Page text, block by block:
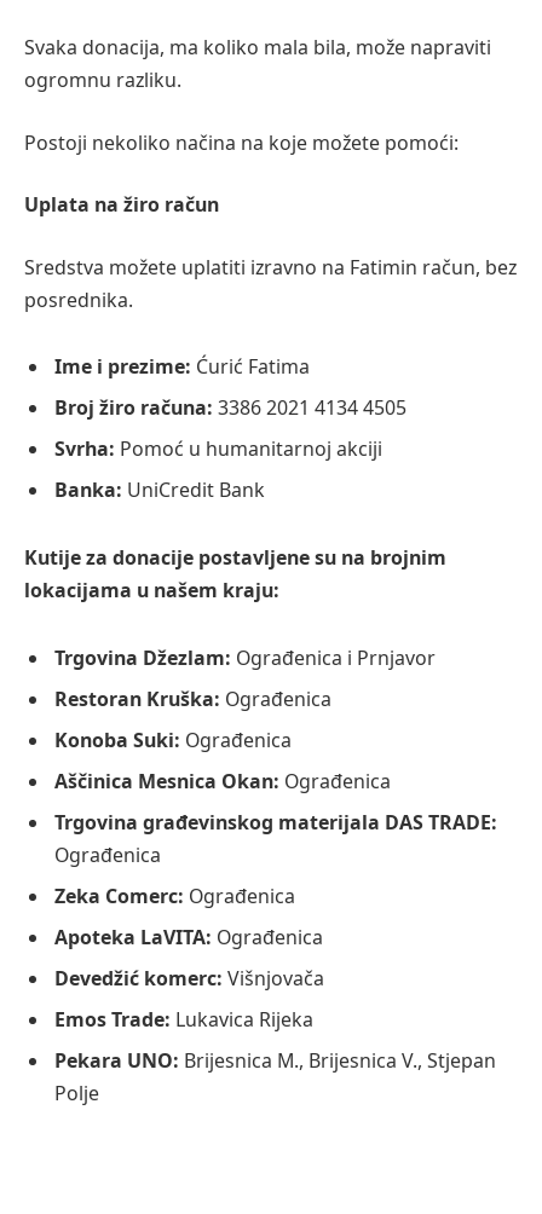
Svaka donacija, ma koliko mala bila, može napraviti
ogromnu razliku.
Postoji nekoliko načina na koje možete pomoći:
Uplata na žiro račun
Sredstva možete uplatiti izravno na Fatimin račun, bez
posrednika.
Ime i prezime: Ćurić Fatima
Broj žiro računa: 3386 2021 4134 4505
Svrha: Pomoć u humanitarnoj akciji
Banka: UniCredit Bank
Kutije za donacije postavljene su na brojnim
lokacijama u našem kraju:
Trgovina Džezlam: Ograđenica i Prnjavor
Restoran Kruška: Ograđenica
Konoba Suki: Ograđenica
Aščinica Mesnica Okan: Ograđenica
Trgovina građevinskog materijala DAS TRADE:
Ograđenica
Zeka Comerc: Ograđenica
Apoteka LaVITA: Ograđenica
Devedžić komerc: Višnjovača
Emos Trade: Lukavica Rijeka
Pekara UNO: Brijesnica M., Brijesnica V., Stjepan
Polje